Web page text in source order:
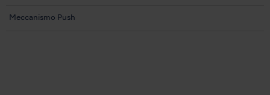
Meccanismo Push